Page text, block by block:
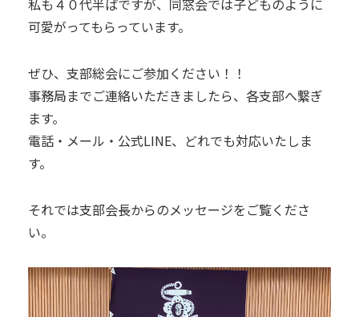
私も４０代半ばですが、同窓会では子どものように
可愛がってもらっています。
ぜひ、支部総会にご参加ください！！
事務局までご連絡いただきましたら、各支部へ繋ぎ
ます。
電話・メール・公式LINE、どれでも対応いたしま
す。
それでは支部会長からのメッセージをご覧くださ
い。